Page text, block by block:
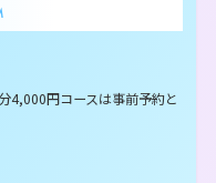
4,000円コースは事前予約と